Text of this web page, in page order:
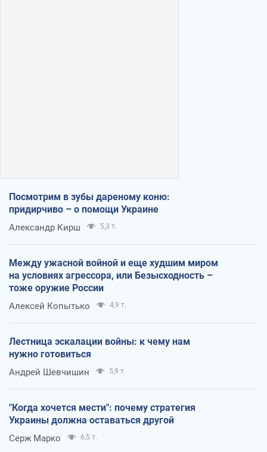
Посмотрим в зубы дареному коню:
придирчиво – о помощи Украине
Александр Кирш 5,3 т.
Между ужасной войной и еще худшим миром
на условиях агрессора, или Безысходность –
тоже оружие России
Алексей Копытько 4,9 т.
Лестница эскалации войны: к чему нам
нужно готовиться
Андрей Шевчишин 5,9 т.
"Когда хочется мести": почему стратегия
Украины должна оставаться другой
Серж Марко 6,5 т.